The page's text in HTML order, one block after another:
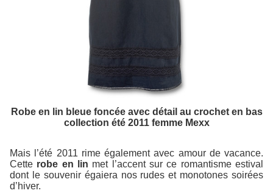
Robe en lin bleue foncée avec détail au crochet en bas
collection été 2011 femme Mexx
Mais l’été 2011 rime également avec amour de vacance.
Cette robe en lin met l’accent sur ce romantisme estival
dont le souvenir égaiera nos rudes et monotones soirées
d’hiver.